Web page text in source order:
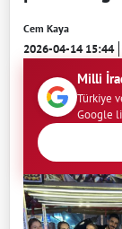
Cem Kaya
2026-04-14 15:44
Milli
Türkiye
Google